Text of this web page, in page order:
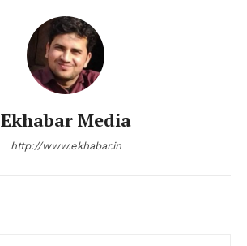
Ekhabar Media
http://www.ekhabar.in